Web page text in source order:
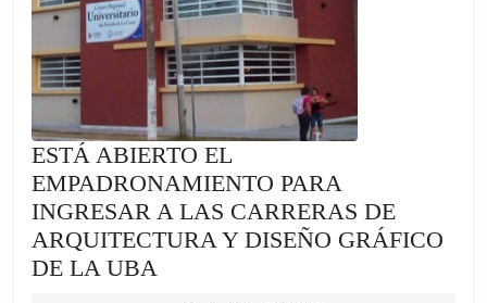
ESTÁ ABIERTO EL
EMPADRONAMIENTO PARA
INGRESAR A LAS CARRERAS DE
ARQUITECTURA Y DISEÑO GRÁFICO
DE LA UBA